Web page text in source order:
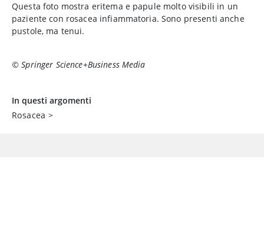
Questa foto mostra eritema e papule molto visibili in un
paziente con rosacea infiammatoria. Sono presenti anche
pustole, ma tenui.
© Springer Science+Business Media
In questi argomenti
Rosacea >